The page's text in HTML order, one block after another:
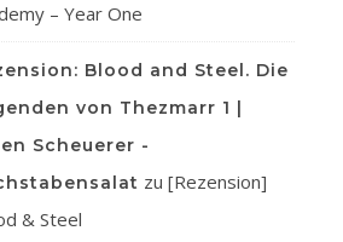
– Year One
Blood and Steel. Die
von Thezmarr 1 |
Scheuerer -
zu [Rezension]
& Steel